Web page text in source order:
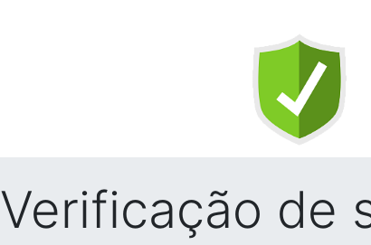
Verificação de